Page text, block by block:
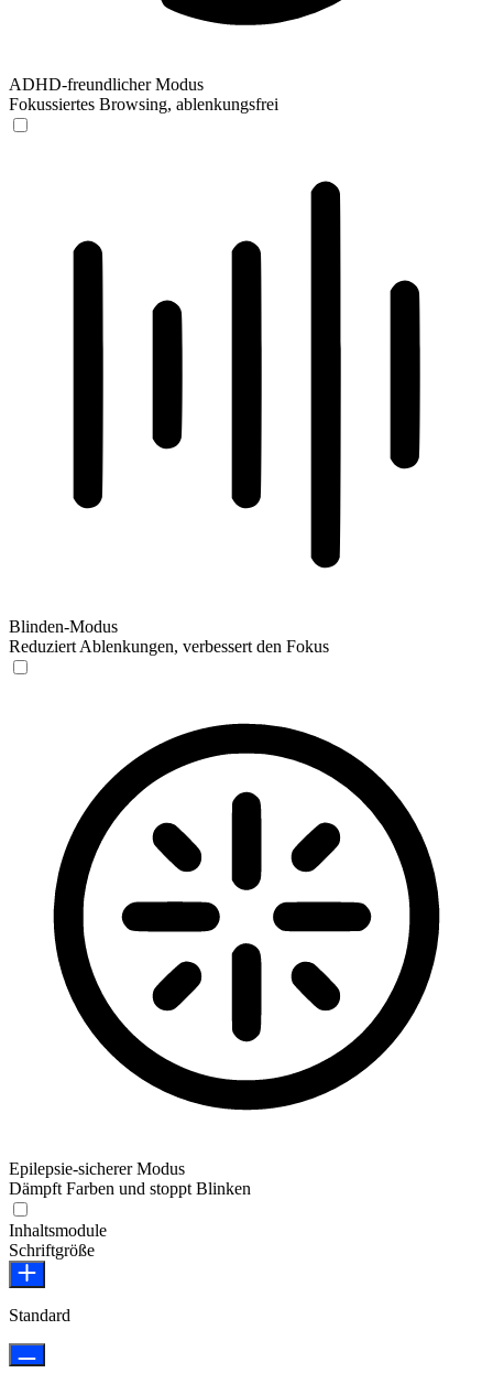
ADHD-freundlicher Modus
Fokussiertes Browsing, ablenkungsfrei
Blinden-Modus
Reduziert Ablenkungen, verbessert den Fokus
Epilepsie-sicherer Modus
Dämpft Farben und stoppt Blinken
Inhaltsmodule
Schriftgröße
Standard